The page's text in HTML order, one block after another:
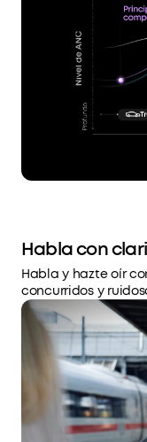
Habla con
Habla y hazte oír
concurridos y